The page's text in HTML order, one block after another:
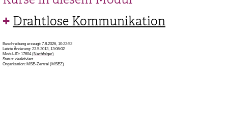
Drahtlose Kommunikation
Beschreibung erzeugt: 7.8.2026, 10:22:52
Letzte Änderung: 23.5.2013, 13:06:02
Modul-ID: 17604 (Nachfolger)
Status: deaktiviert
Organisation: MSE-Zentral (MSEZ)